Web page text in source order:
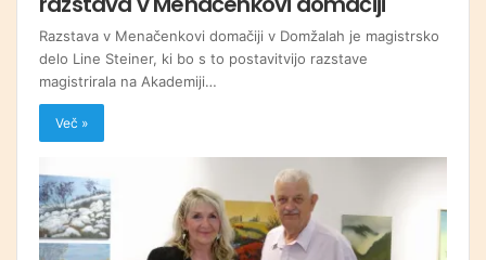
Razstava v Menačenkovi domačiji v Domžalah je magistrsko
delo Line Steiner, ki bo s to postavitvijo razstave
magistrirala na Akademiji…
Več »